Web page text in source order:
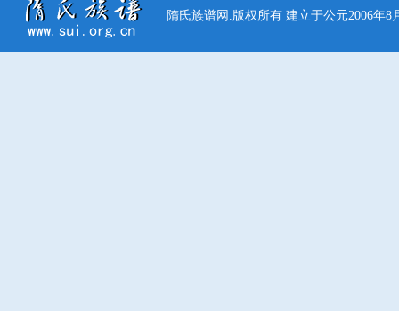
隋氏族谱网.版权所有 建立于公元2006年8